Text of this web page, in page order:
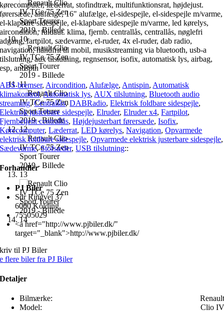
kørecomputer, læderrat, stofindtræk, multifunktionsrat, højdejust.
førersæde, alufælge, 16" alufælge, el-sidespejle, el-sidespejle m/varme,
el-klapbare sidespejle, el-klapbare sidespejle m/varme, led kørelys,
aircondition, fuldaut. klima, fjernb. centrallås, centrallås, nøglefri
adgang, fartpilot, sædevarme, el-ruder, 4x el-ruder, dab radio,
navigation, håndfrit til mobil, musikstreaming via bluetooth, usb-a
tilslutning, aux tilslutning, regnsensor, isofix, automatisk lys, airbag,
esp, antispin
ABS bremser, Aircondition, Alufælge, Antispin, Automatisk
klimakontrol,Automatisk lys, AUX tilslutning,Bluetooth audio
streaming,Centrallås,DABRadio,Elektrisk foldbare sidespejle,
Elektrisk justerbare sidespejle,Elruder,Elruder x4,Fartpilot,
Fjernbetjent centrallås,Højdejusterbart førersæde,Isofix,
Kørecomputer,Læderrat,LED kørelys,Navigation,Opvarmede
elektrisk foldbare sidespejle,Opvarmede elektrisk justerbare sidespejle,
Sædevarme,Stofsæder,USB tilslutning::
Forhandler
PJ Biler
Sdr Ringvej 37
6000 Kolding
75505029
<a href="http://www.pjbiler.dk/"
target="_blank">http://www.pjbiler.dk/
til PJ Biler
flere biler fra PJ Biler
Detaljer
Bilmærke:
Renault
Model:
Clio IV